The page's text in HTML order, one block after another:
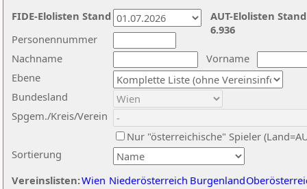
Nachname
Vorname
Ebene
Sortierung
Personennummer
Bundesland
Spgem./Kreis/Verein
Nur "österreichische" Spieler
Vereinslisten:Wien Niederösterreich Burgenland
AUT-Elolisten
6.936
FIDE-Elolisten Stand